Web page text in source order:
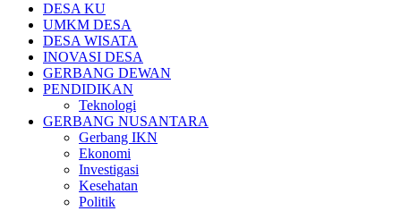
DESA KU
UMKM DESA
DESA WISATA
INOVASI DESA
GERBANG DEWAN
PENDIDIKAN
Teknologi
GERBANG NUSANTARA
Gerbang IKN
Ekonomi
Investigasi
Kesehatan
Politik